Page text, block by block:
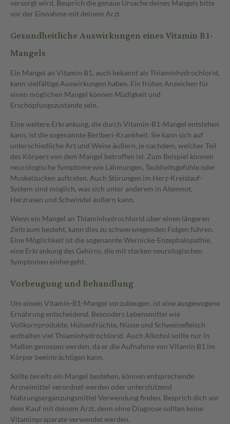
versorgt wird. Besprich die genaue Ursache deines Mangels bitte
vor der Einnahme mit deinem Arzt.
Gesundheitliche Auswirkungen eines Vitamin B1-
Mangels
Ein Mangel an Vitamin B1, auch bekannt als Thiaminhydrochlorid,
kann vielfältige Auswirkungen haben. Ein frühes Anzeichen für
einen möglichen Mangel können Müdigkeit und
Erschöpfungszustände sein.
Eine weitere Erkrankung, die durch Vitamin-B1-Mangel entstehen
kann, ist die sogenannte Beriberi-Krankheit. Sie kann sich auf
unterschiedliche Art und Weise äußern, je nachdem, welcher Teil
des Körpers von dem Mangel betroffen ist. Zum Beispiel können
neurologische Symptome wie Lähmungen, Taubheitsgefühle oder
Muskelzucken auftreten. Auch Störungen im Herz-Kreislauf-
System sind möglich, was sich unter anderem in Atemnot,
Herzrasen und Schwindel äußern kann.
Wenn ein Mangel an Thiaminhydrochlorid über einen längeren
Zeitraum besteht, kann dies zu schwerwiegenden Folgen führen.
Eine Möglichkeit ist die sogenannte Wernicke-Enzephalopathie,
eine Erkrankung des Gehirns, die mit starken neurologischen
Symptomen einhergeht.
Vorbeugung und Behandlung
Um einem Vitamin-B1-Mangel vorzubeugen, ist eine ausgewogene
Ernährung entscheidend. Besonders Lebensmittel wie
Vollkornprodukte, Hülsenfrüchte, Nüsse und Schweinefleisch
enthalten viel Thiaminhydrochlorid. Auch Alkohol sollte nur in
Maßen genossen werden, da er die Aufnahme von Vitamin B1 im
Körper beeinträchtigen kann.
Sollte bereits ein Mangel bestehen, können entsprechende
Arzneimittel verordnet werden oder unterstützend
Nahrungsergänzungsmittel Verwendung finden. Besprich dich vor
dem Kauf mit deinem Arzt, denn ohne Diagnose sollten keine
Vitaminpräparate verwendet werden.